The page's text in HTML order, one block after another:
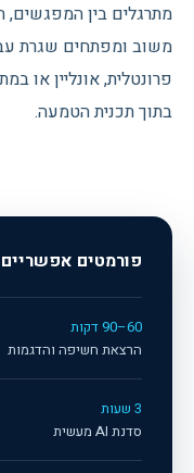
מתרגלים בין המפגשים,
משוב ומפתחים שגרת
בתוך תכנית הטמעה.
פורמטים אפשריים
60–90 דקות
הרצאת חשיפה והדגמות
3 שעות
סדנת AI מעשית